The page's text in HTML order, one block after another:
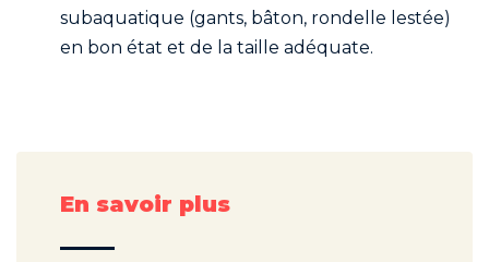
subaquatique (gants, bâton, rondelle lestée)
en bon état et de la taille adéquate.
En savoir plus